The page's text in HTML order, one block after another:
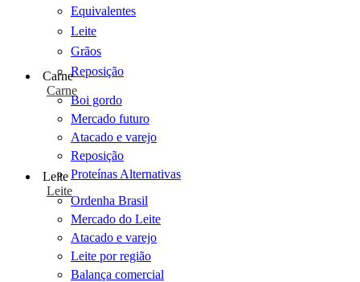
Equivalentes
Leite
Grãos
Reposição
Carne
Carne
Boi gordo
Mercado futuro
Atacado e varejo
Reposição
Proteínas Alternativas
Leite
Leite
Ordenha Brasil
Mercado do Leite
Atacado e varejo
Leite por região
Balança comercial